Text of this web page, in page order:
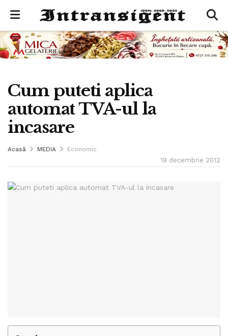
Cum puteti aplica
automat TVA-ul la
incasare
Acasă MEDIA Economic
19 decembrie 2012